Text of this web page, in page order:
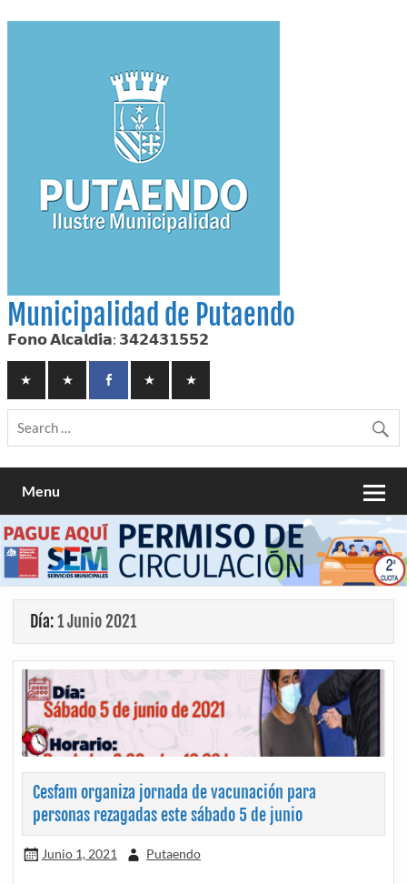
to
Municipalidad de Putaendo
𝗙𝗼𝗻𝗼 𝗔𝗹𝗰𝗮𝗹𝗱𝗶́𝗮: 𝟯𝟰𝟮𝟰𝟯𝟭𝟱𝟱𝟮
Menu
Día:1 Junio 2021
Cesfam organiza jornada de vacunación para
personas rezagadas este sábado 5 de junio
Junio 1, 2021 Putaendo